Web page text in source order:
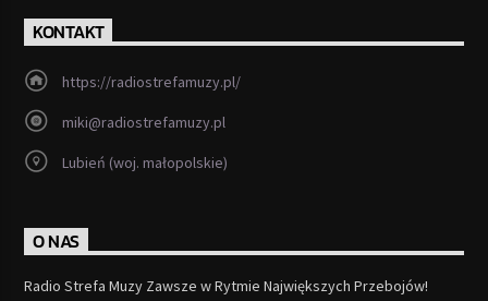
KONTAKT
https://radiostrefamuzy.pl/
miki@radiostrefamuzy.pl
Lubień (woj. małopolskie)
O NAS
Radio Strefa Muzy Zawsze w Rytmie Największych Przebojów!